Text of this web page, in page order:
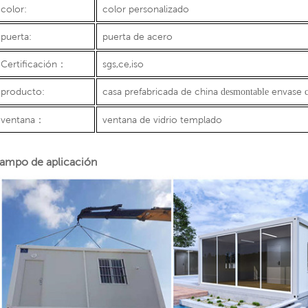
color: color personalizado
puerta: puerta de acero
Certificación： sgs,ce,iso
producto: casa prefabricada de chinadesmontableenvase
ventana： ventana de vidrio templado
de aplicación